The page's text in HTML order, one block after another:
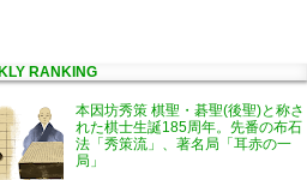
RANKING
本因坊秀策 棋聖・碁聖(後聖)と称さ
れた棋士生誕185周年。先番の布石
法「秀策流」、著名局「耳赤の一
局」